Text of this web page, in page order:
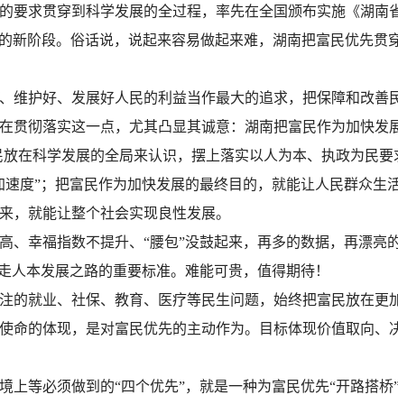
求贯穿到科学发展的全过程，率先在全国颁布实施《湖南
新阶段。俗话说，说起来容易做起来难，湖南把富民优先贯
护好、发展好人民的利益当作最大的追求，把保障和改善
彻落实这一点，尤其凸显其诚意：湖南把富民作为加快发
在科学发展的全局来认识，摆上落实以人为本、执政为民要
度”；把富民作为加快发展的最终目的，就能让人民群众生
，就能让整个社会实现良性发展。
幸福指数不提升、“腰包”没鼓起来，再多的数据，再漂亮的
本发展之路的重要标准。难能可贵，值得期待！
就业、社保、教育、医疗等民生问题，始终把富民放在更
命的体现，是对富民优先的主动作为。目标体现价值取向、
等必须做到的“四个优先”，就是一种为富民优先“开路搭桥